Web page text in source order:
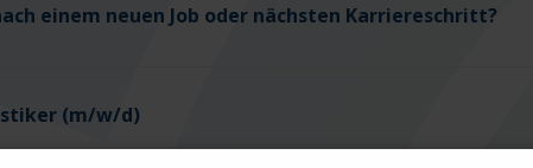
einem neuen Job oder nächsten Karriereschritt?
(m/w/d)